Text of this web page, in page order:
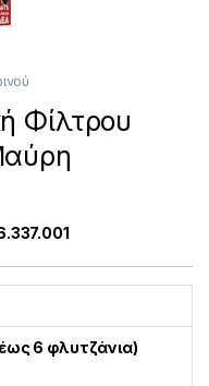
Φίλτρου
6 φλυτζάνια)